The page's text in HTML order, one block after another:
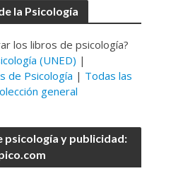
la Psicología
los libros de psicología?
(UNED) |
de Psicología | Todas las
general
psicología y publicidad: